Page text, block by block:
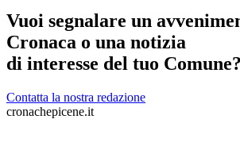
Vuoi segnalare un
Cronaca o una notizia
di interesse del tuo Comune?
Contatta la nostra redazione
cronachepicene.it